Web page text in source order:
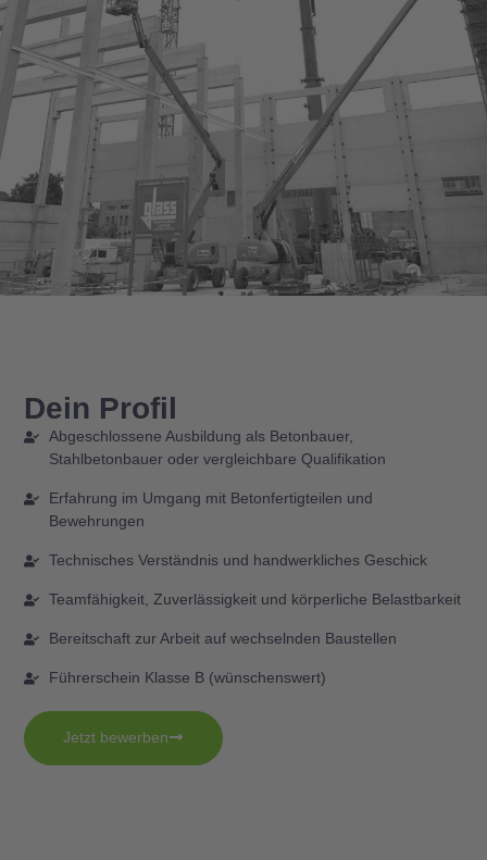
Dein Profil
Abgeschlossene Ausbildung als Betonbauer,
Stahlbetonbauer oder vergleichbare Qualifikation
Erfahrung im Umgang mit Betonfertigteilen und
Bewehrungen
Technisches Verständnis und handwerkliches Geschick
Teamfähigkeit, Zuverlässigkeit und körperliche Belastbarkeit
Bereitschaft zur Arbeit auf wechselnden Baustellen
Führerschein Klasse B (wünschenswert)
Jetzt bewerben